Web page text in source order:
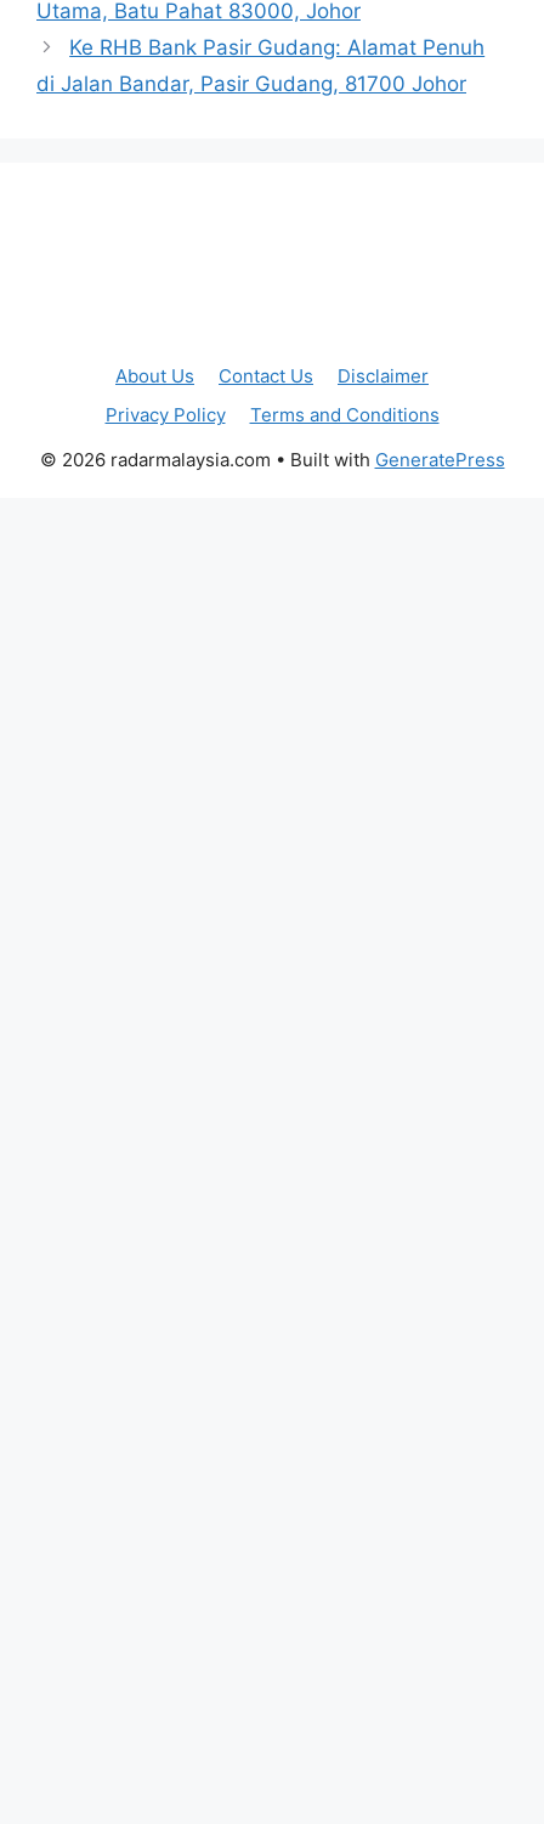
Utama, Batu Pahat 83000, Johor
Ke RHB Bank Pasir Gudang: Alamat Penuh
di Jalan Bandar, Pasir Gudang, 81700 Johor
About Us Contact Us
Disclaimer
Privacy Policy
Terms and Conditions
© 2026 radarmalaysia.com • Built with GeneratePress